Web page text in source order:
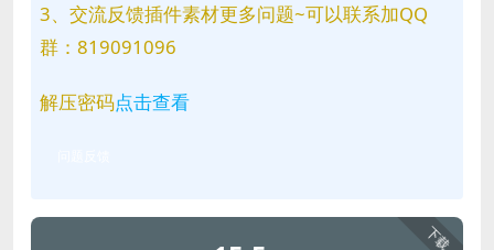
3、交流反馈插件素材更多问题~可以联系加QQ
群：819091096
解压密码点击查看
下载